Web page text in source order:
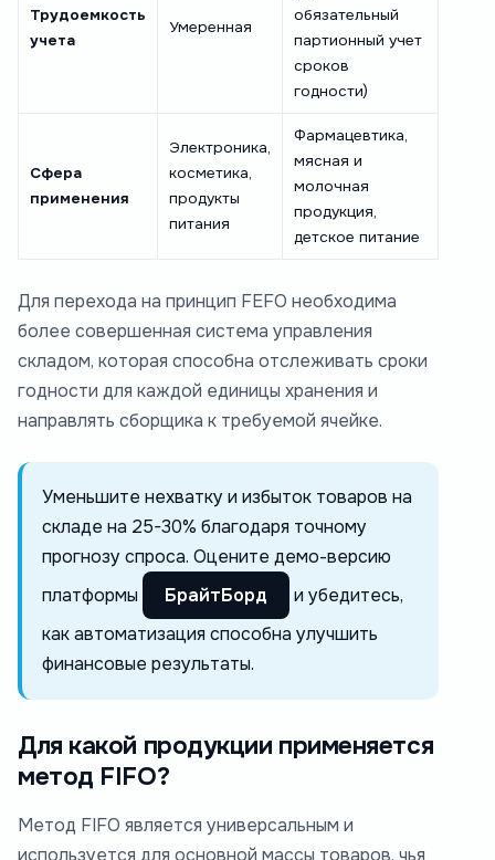
Трудоемкость
учета
Умеренная
обязательный
партионный учет
сроков
годности)
Сфера
применения
Электроника,
косметика,
продукты
питания
Фармацевтика,
мясная и
молочная
продукция,
детское питание
Для перехода на принцип FEFO необходима
более совершенная система управления
складом, которая способна отслеживать сроки
годности для каждой единицы хранения и
направлять сборщика к требуемой ячейке.
Уменьшите нехватку и избыток товаров на
складе на 25-30% благодаря точному
прогнозу спроса. Оцените демо-версию
платформы
БрайтБорд
и убедитесь,
как автоматизация способна улучшить
финансовые результаты.
Для какой продукции применяется
метод FIFO?
Метод FIFO является универсальным и
используется для основной массы товаров, чья